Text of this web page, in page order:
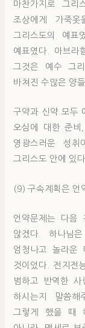
마찬가지로 그리
조상에게 가죽
그리스도의 예표
예표였다. 아브
그것은 예수 그
바쳐진 수많은 양
구약과 신약 모두
오심에 대한 준비
영광스러운 성
그리스도 안에 있다.
(9) 구속계획은 언
언약문제는 다음
않겠다. 하나님
엄청나고 놀라운
것이었다. 전지전
범하고 반역한 사
하시는지 말씀해
그렇게 했을 때